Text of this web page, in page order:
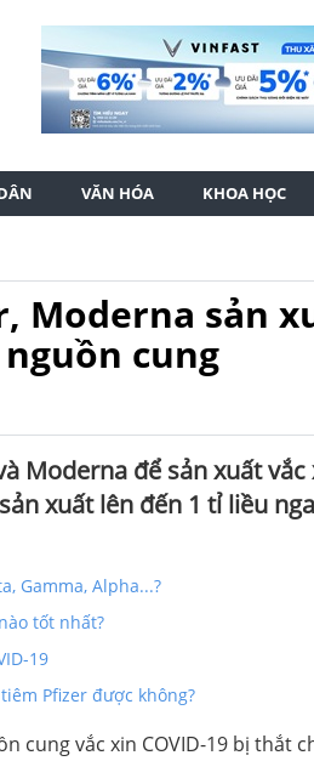
VĂN HÓA KHOA HỌC
Moderna sản
cung
Moderna để sản xuất
xuất lên đến 1 tỉ liều
Gamma, Alpha...?
tốt nhất?
19
Pfizer được không?
cung vắc xin COVID-19 bị thắt